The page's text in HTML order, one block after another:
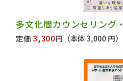
多文化間カウンセリング
定価3,300円 （本体 3,000 円）